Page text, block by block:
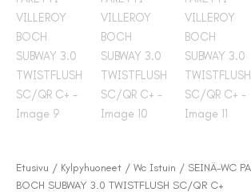
Etusivu / Kylpyhuoneet / Wc Istuin / SEINÄ-WC
BOCH SUBWAY 3.0 TWISTFLUSH SC/QR C+